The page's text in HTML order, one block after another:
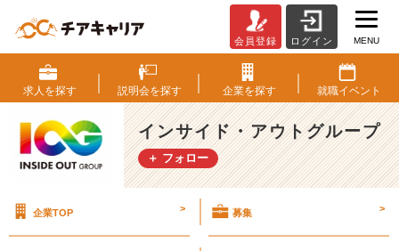
O
G
っ
て
ナ
ニ？】
6
会員登録 ログイン MENU
求人を探す 説明会を探す 企業を探す 就職イベント
インサイド・アウトグループ
＋ フォロー
企業TOP > 募集 >